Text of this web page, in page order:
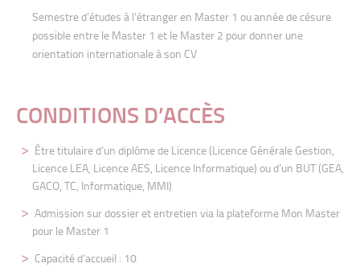
Semestre d’études à l’étranger en Master 1 ou année de césure
possible entre le Master 1 et le Master 2 pour donner une
orientation internationale à son CV
CONDITIONS D’ACCÈS
Être titulaire d’un diplôme de Licence(Licence Générale Gestion,
Licence LEA, Licence AES, Licence Informatique) ou d’un BUT (GEA,
GACO, TC, Informatique, MMI)
Admission sur dossier et entretien via la plateforme Mon Master
pour le Master 1
Capacité d’accueil : 10